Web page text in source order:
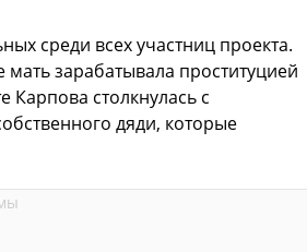
среди всех участниц проекта.
зарабатывала проституцией
столкнулась с
дяди, которые